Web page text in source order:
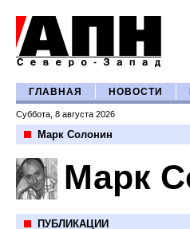
ГЛАВНАЯ НОВОСТИ
Суббота, 8 августа 2026
Марк Солонин
Марк
ПУБЛИКАЦИИ